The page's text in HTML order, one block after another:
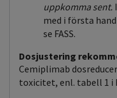
uppkomma sent.
med i första
se FASS.
Dosjustering
Cemiplimab
toxicitet, enl. tabell 1 i